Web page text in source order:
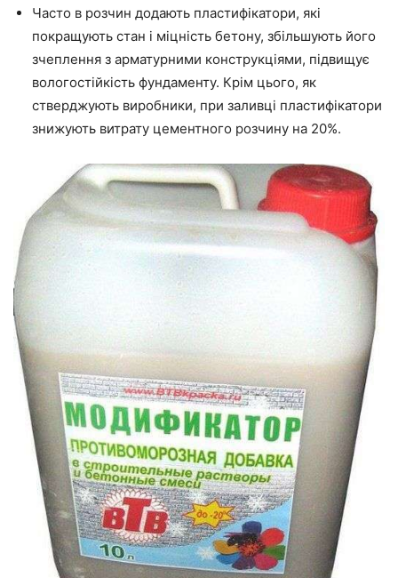
Часто в розчин додають пластифікатори, які
покращують стан і міцність бетону, збільшують його
зчеплення з арматурними конструкціями, підвищує
вологостійкість фундаменту. Крім цього, як
стверджують виробники, при заливці пластифікатори
знижують витрату цементного розчину на 20%.